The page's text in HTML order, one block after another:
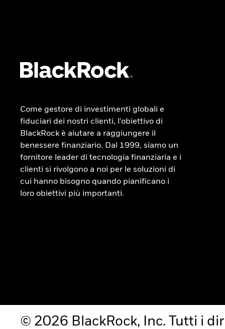
Come gestore di investimenti globali e
fiduciari dei nostri clienti, l'obiettivo di
BlackRock è aiutare a raggiungere il
benessere finanziario. Dal 1999, siamo un
fornitore leader di tecnologia finanziaria e i
clienti si rivolgono a noi per le soluzioni di
cui hanno bisogno quando pianificano i
loro obiettivi più importanti.
© 2026 BlackRock, Inc. Tutti i